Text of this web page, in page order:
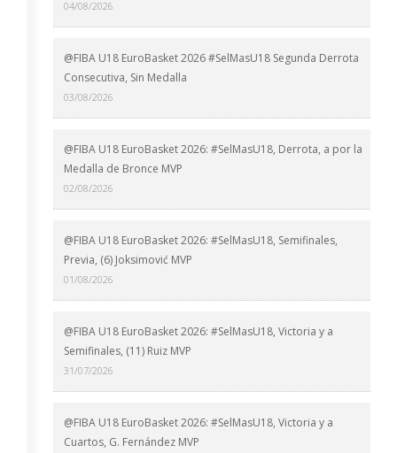
04/08/2026
@FIBA U18 EuroBasket 2026 #SelMasU18 Segunda Derrota
Consecutiva, Sin Medalla
03/08/2026
@FIBA U18 EuroBasket 2026: #SelMasU18, Derrota, a por la
Medalla de Bronce MVP
02/08/2026
@FIBA U18 EuroBasket 2026: #SelMasU18, Semifinales,
Previa, (6) Joksimović MVP
01/08/2026
@FIBA U18 EuroBasket 2026: #SelMasU18, Victoria y a
Semifinales, (11) Ruiz MVP
31/07/2026
@FIBA U18 EuroBasket 2026: #SelMasU18, Victoria y a
Cuartos, G. Fernández MVP